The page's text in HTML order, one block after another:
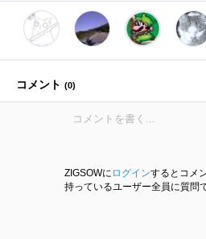
コメント (0)
ZIGSOWに ログインするとコメ
持っているユーザー全員に質問